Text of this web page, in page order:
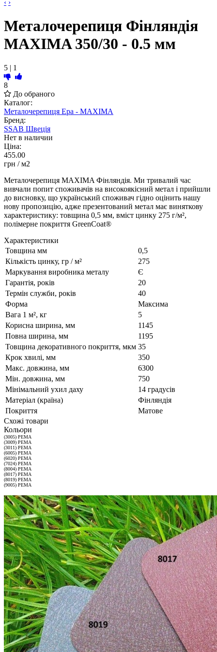
‹ ›
Металочерепиця Фінляндія
MAXIMA 350/30 - 0.5 мм
5 | 1
8
До обраного
Каталог:
Металочерепиця Ера - MAXIMA
Бренд:
SSAB Швеція
Нет в наличии
Ціна:
455.00
грн / м2
Металочерепиця MAXIMA Фінляндія. Ми тривалий час
вивчали попит споживачів на високоякісний метал і прийшли
до висновку, що український споживач гідно оцінить нашу
нову пропозицію, адже презентований метал має виняткову
характеристику: товщина 0,5 мм, вміст цинку 275 г/м²,
полімерне покриття GreenCoat®
Характеристики
Товщина мм
0,5
Кількість цинку, гр / м²
275
Маркування виробника металу
Є
Гарантія, років
20
Термін служби, років
40
Форма
Максима
Вага 1 м², кг
5
Корисна ширина, мм
1145
Повна ширина, мм
1195
Товщина декоративного покриття, мкм 35
Крок хвилі, мм
350
Макс. довжина, мм
6300
Мін. довжина, мм
750
Мінімальний ухил даху
14 градусів
Матеріал (країна)
Фінляндія
Покриття
Матове
Схожі товари
Кольори
(3005) PEMA
(3009) PEMA
(3011) PEMA
(6005) PEMA
(6020) PEMA
(7024) PEMA
(8004) PEMA
(8017) PEMA
(8019) PEMA
(9005) PEMA